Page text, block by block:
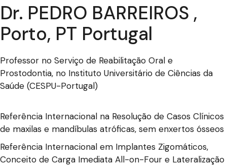
Dr. PEDRO BARREIROS ,
Porto, PT Portugal
Professor no Serviço de Reabilitação Oral e
Prostodontia, no Instituto Universitário de Ciências da
Saúde (CESPU-Portugal)
Referência Internacional na Resolução de Casos Clínicos
de maxilas e mandíbulas atróficas, sem enxertos ósseos
Referência Internacional em Implantes Zigomáticos,
Conceito de Carga Imediata All-on-Four e Lateralização